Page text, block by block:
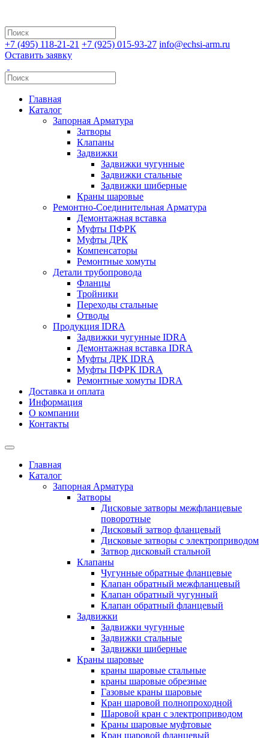
+7 (495) 118-21-21 +7 (925) 015-93-27 info@echsi-arm.ru
Оставить заявку
Главная
Каталог
Запорная Арматура
Затворы
Клапаны
Задвижки
Задвижки чугунные
Задвижки стальные
Задвижки шиберные
Краны шаровые
Ремонтно-Соединительная Арматура
Демонтажная вставка
Муфты ПФРК
Муфты ДРК
Компенсаторы
Ремонтные хомуты
Детали трубопровода
Фланцы
Тройники
Переходы стальные
Отводы
Продукция IDRA
Задвижки чугунные IDRA
Демонтажная вставка IDRA
Муфты ДРК IDRA
Муфты ПФРК IDRA
Ремонтные хомуты IDRA
Доставка и оплата
Информация
О компании
Контакты
Главная
Каталог
Запорная Арматура
Затворы
Дисковые затворы межфланцевые
поворотные
Дисковый затвор фланцевый
Дисковые затворы с электроприводом
Затвор дисковый стальной
Клапаны
Чугунные обратные фланцевые
Клапан обратный межфланцевый
Клапан обратный чугунный
Клапан обратный фланцевый
Задвижки
Задвижки чугунные
Задвижки стальные
Задвижки шиберные
Краны шаровые
краны шаровые стальные
краны шаровые обрезные
Газовые краны шаровые
Кран шаровой полнопроходной
Шаровой кран с электроприводом
Краны шаровые муфтовые
Кран шаровой фланцевый